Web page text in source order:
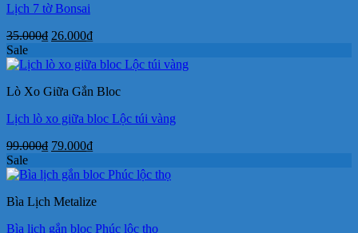
Lịch 7 tờ Bonsai
35.000₫ Giá
là:
26.000₫Giá
tại
26.000₫.
Sale
Lò Xo Giữa Gắn Bloc
Lịch lò xo giữa bloc Lộc túi vàng
99.000₫ Giá
là:
79.000₫Giá
tại
79.000₫.
Sale
Bìa Lịch Metalize
Bìa lịch gắn bloc Phúc lộc thọ